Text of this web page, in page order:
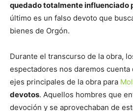
quedado totalmente influenciado
último es un falso devoto que
bienes de Orgón.
Durante el transcurso de la obra,
espectadores nos daremos cuenta
ejes principales de la obra para
devotos. Aquellos hombres que
devoción y se aprovechaban de